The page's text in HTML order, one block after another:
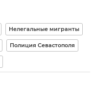
Нелегальные мигранты
Полиция Севастополя